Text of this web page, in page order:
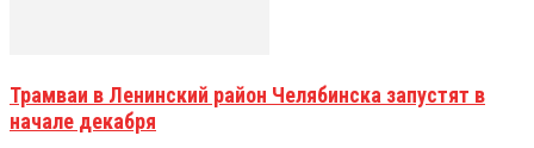
Трамваи в Ленинский район Челябинска запустят в
начале декабря